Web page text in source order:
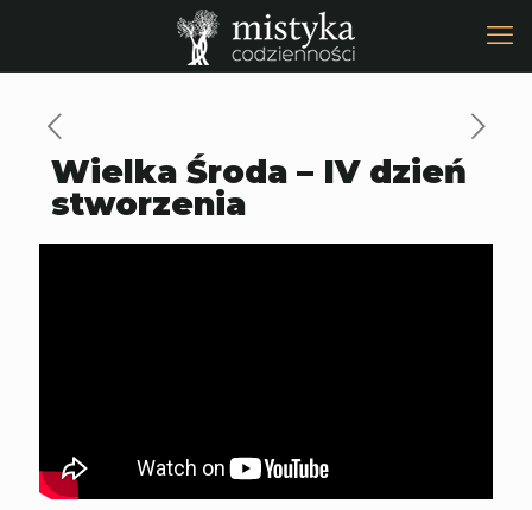
Wielka Środa – IV dzień
stworzenia